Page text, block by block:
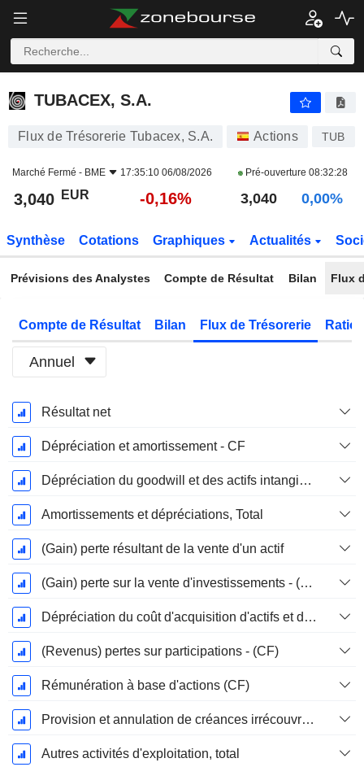
TUBACEX, S.A.
TUBACEX, S.A.
Flux de Trésorerie Tubacex, S.A. Actions TUB
Marché Fermé - BME 17:35:10 06/08/2026 Pré-ouverture 08:32:28
3,040 EUR -0,16% 3,040 0,00%
Synthèse Cotations Graphiques Actualités
Prévisions des Analystes Compte de Résultat Bilan Flux
Compte de Résultat Bilan Flux de Trésorerie
Annuel
Période
Fiscale:
Décembre
Résultat net
Dépréciation et amortissement - CF
Dépréciation du goodwill et des actifs intangibles
Amortissements et dépréciations, Total
(Gain) perte résultant de la vente d'un actif
(Gain) perte sur la vente d'investissements - (CF)
Dépréciation du coût d'acquisition d'actifs et dépenses de restructuration
(Revenus) pertes sur participations - (CF)
Rémunération à base d'actions (CF)
Provision et annulation de créances irrécouvrables
Autres activités d'exploitation, total